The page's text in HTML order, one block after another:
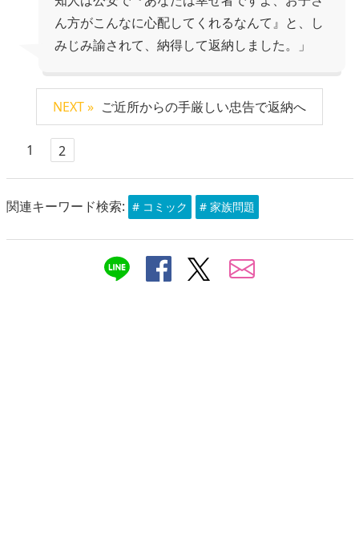
ん方がこんなに心配してくれるなんて』と、し
みじみ諭されて、納得して返納しました。」
NEXT » ご近所からの手厳しい忠告で返納へ
1 2
関連キーワード検索: # コミック # 家族問題